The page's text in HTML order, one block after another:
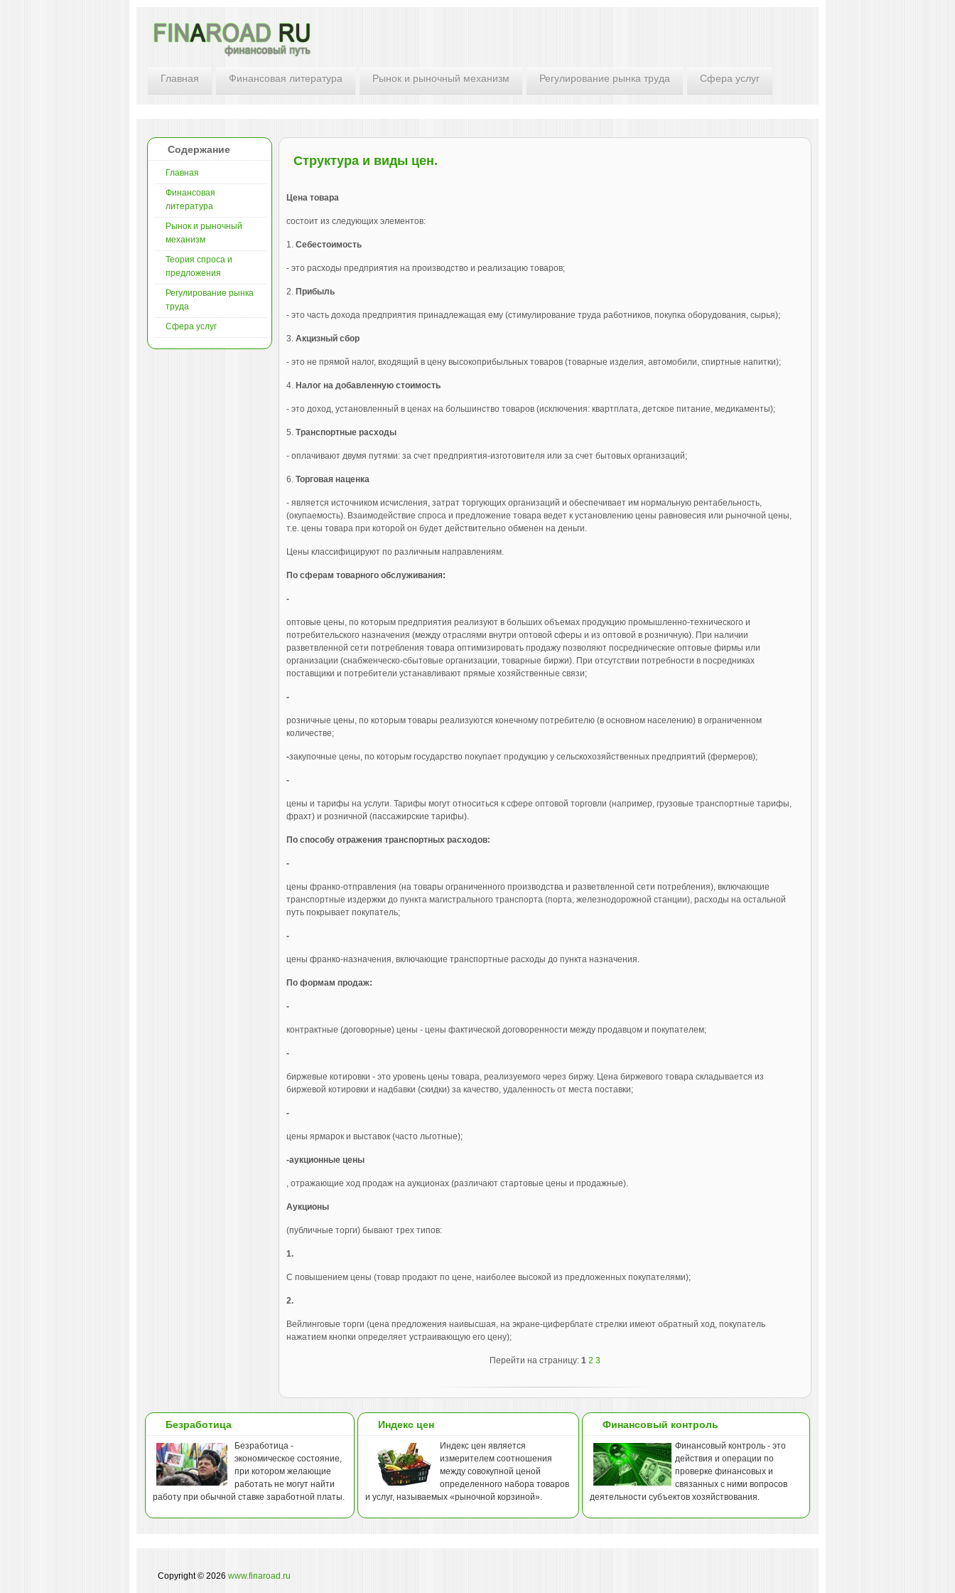
Главная Финансовая литература Рынок и рыночный механизм Регулирование рынка труда Сфера услуг
Структура и виды цен.
Цена товара
состоит из следующих элементов:
1. Себестоимость
- это расходы предприятия на производство и реализацию товаров;
2. Прибыль
- это часть дохода предприятия принадлежащая ему (стимулирование труда работников, покупка оборудования, сырья);
3. Акцизный сбор
- это не прямой налог, входящий в цену высокоприбыльных товаров (товарные изделия, автомобили, спиртные напитки);
4. Налог на добавленную стоимость
- это доход, установленный в ценах на большинство товаров (исключения: квартплата, детское питание, медикаменты);
5. Транспортные расходы
- оплачивают двумя путями: за счет предприятия-изготовителя или за счет бытовых организаций;
6. Торговая наценка
- является источником исчисления, затрат торгующих организаций и обеспечивает им нормальную рентабельность,
(окупаемость). Взаимодействие спроса и предложение товара ведет к установлению цены равновесия или рыночной цены,
т.е. цены товара при которой он будет действительно обменен на деньги.
Цены классифицируют по различным направлениям.
По сферам товарного обслуживания:
-
оптовые цены, по которым предприятия реализуют в больших объемах продукцию промышленно-технического и
потребительского назначения (между отраслями внутри оптовой сферы и из оптовой в розничную). При наличии
разветвленной сети потребления товара оптимизировать продажу позволяют посреднические оптовые фирмы или
организации (снабженческо-сбытовые организации, товарные биржи). При отсутствии потребности в посредниках
поставщики и потребители устанавливают прямые хозяйственные связи;
-
розничные цены, по которым товары реализуются конечному потребителю (в основном населению) в ограниченном
количестве;
-закупочные цены, по которым государство покупает продукцию у сельскохозяйственных предприятий (фермеров);
-
цены и тарифы на услуги. Тарифы могут относиться к сфере оптовой торговли (например, грузовые транспортные тарифы,
фрахт) и розничной (пассажирские тарифы).
По способу отражения транспортных расходов:
-
цены франко-отправления (на товары ограниченного производства и разветвленной сети потребления), включающие
транспортные издержки до пункта магистрального транспорта (порта, железнодорожной станции), расходы на остальной
путь покрывает покупатель;
-
цены франко-назначения, включающие транспортные расходы до пункта назначения.
По формам продаж:
-
контрактные (договорные) цены - цены фактической договоренности между продавцом и покупателем;
-
биржевые котировки - это уровень цены товара, реализуемого через биржу. Цена биржевого товара складывается из
биржевой котировки и надбавки (скидки) за качество, удаленность от места поставки;
-
цены ярмарок и выставок (часто льготные);
-аукционные цены
, отражающие ход продаж на аукционах (различают стартовые цены и продажные).
Аукционы
(публичные торги) бывают трех типов:
1.
С повышением цены (товар продают по цене, наиболее высокой из предложенных покупателями);
2.
Вейлинговые торги (цена предложения наивысшая, на экране-циферблате стрелки имеют обратный ход, покупатель
нажатием кнопки определяет устраивающую его цену);
Перейти на страницу: 1 2 3
Содержание
Главная
Финансовая
литература
Рынок и рыночный
механизм
Теория спроса и
предложения
Регулирование рынка
труда
Сфера услуг
Безработица
Безработица -
экономическое состояние,
при котором желающие
работать не могут найти
работу при обычной ставке заработной платы.
Индекс цен
Индекс цен является
измерителем соотношения
между совокупной ценой
определенного набора товаров
и услуг, называемых «рыночной корзиной».
Финансовый контроль
Финансовый контроль - это
действия и операции по
проверке финансовых и
связанных с ними вопросов
деятельности субъектов хозяйствования.
Copyright © 2026 www.finaroad.ru